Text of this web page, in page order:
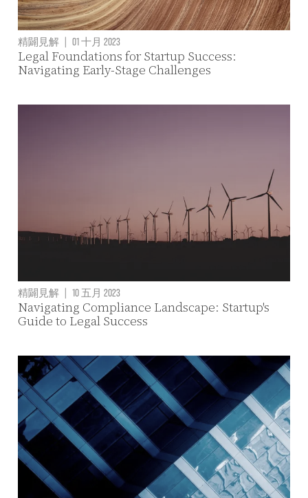
精闢見解 | 01 十月 2023
Legal Foundations for Startup Success:
Navigating Early-Stage Challenges
精闢見解 10 五月 2023
Navigating Compliance Landscape: Startup's
Guide to Legal Success